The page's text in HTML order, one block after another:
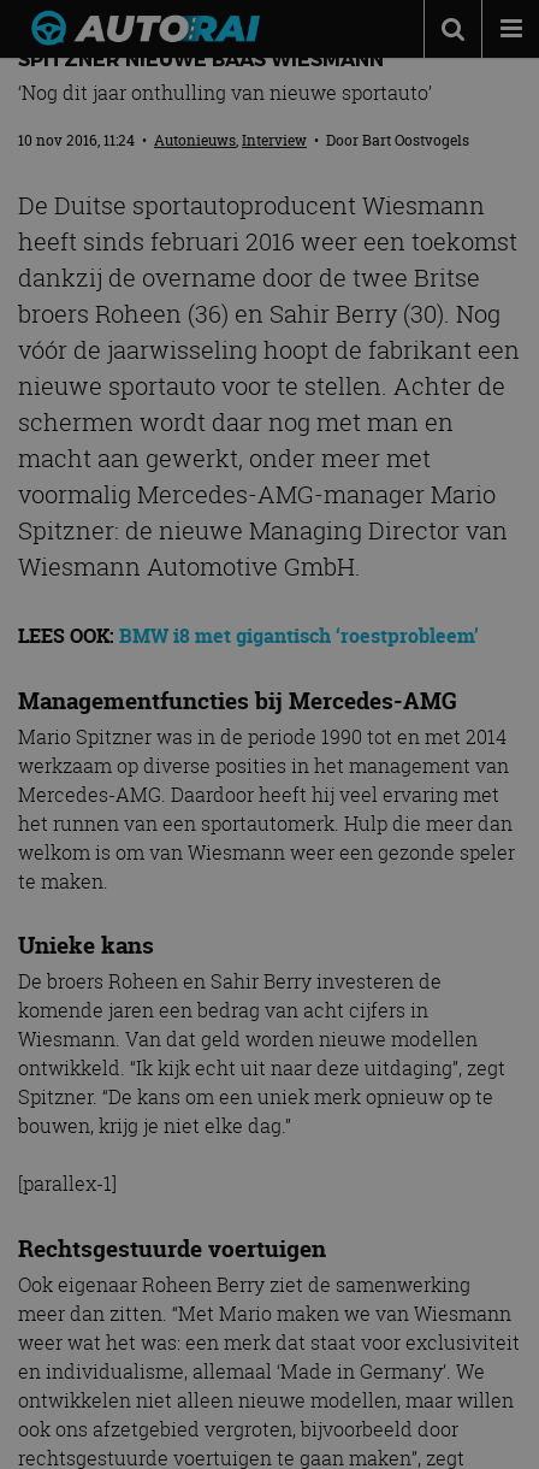
Autonieuws
Automerken
Adverteren
Contact
MotorRAI.nl
VOORMALIG MERCEDES-AMG-MANAGER MARIO
SPITZNER NIEUWE BAAS WIESMANN
‘Nog dit jaar onthulling van nieuwe sportauto’
10 nov 2016, 11:24 • Autonieuws,Interview • DoorBart Oostvogels
De Duitse sportautoproducent Wiesmann
heeft sinds februari 2016 weer een toekomst
dankzij de overname door de twee Britse
broers Roheen (36) en Sahir Berry (30). Nog
vóór de jaarwisseling hoopt de fabrikant een
nieuwe sportauto voor te stellen. Achter de
schermen wordt daar nog met man en
macht aan gewerkt, onder meer met
voormalig Mercedes-AMG-manager Mario
Spitzner: de nieuwe Managing Director van
Wiesmann Automotive GmbH.
LEES OOK: BMW i8 met gigantisch ‘roestprobleem’
Managementfuncties bij Mercedes-AMG
Mario Spitzner was in de periode 1990 tot en met 2014
werkzaam op diverse posities in het management van
Mercedes-AMG. Daardoor heeft hij veel ervaring met
het runnen van een sportautomerk. Hulp die meer dan
welkom is om van Wiesmann weer een gezonde speler
te maken.
Unieke kans
De broers Roheen en Sahir Berry investeren de
komende jaren een bedrag van acht cijfers in
Wiesmann. Van dat geld worden nieuwe modellen
ontwikkeld. “Ik kijk echt uit naar deze uitdaging”, zegt
Spitzner. “De kans om een uniek merk opnieuw op te
bouwen, krijg je niet elke dag.”
[parallex-1]
Rechtsgestuurde voertuigen
Ook eigenaar Roheen Berry ziet de samenwerking
meer dan zitten. “Met Mario maken we van Wiesmann
weer wat het was: een merk dat staat voor exclusiviteit
en individualisme, allemaal ‘Made in Germany’. We
ontwikkelen niet alleen nieuwe modellen, maar willen
ook ons afzetgebied vergroten, bijvoorbeeld door
rechtsgestuurde voertuigen te gaan maken”, zegt